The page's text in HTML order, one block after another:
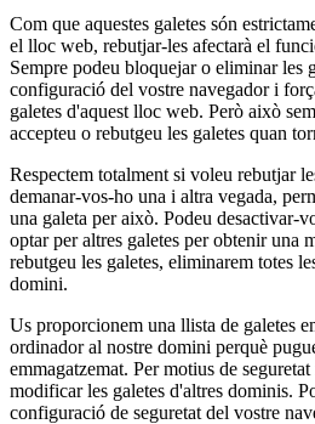
Com que aquestes galetes són
el lloc web, rebutjar-les afectarà el
Sempre podeu bloquejar o eliminar les
configuració del vostre navegador i
galetes d'aquest lloc web. Però això
accepteu o rebutgeu les galetes quan
Respectem totalment si voleu rebutjar
demanar-vos-ho una i altra vegada,
una galeta per això. Podeu desactivar-
optar per altres galetes per obtenir una
rebutgeu les galetes, eliminarem totes
domini.
Us proporcionem una llista de galetes
ordinador al nostre domini perquè
emmagatzemat. Per motius de
modificar les galetes d'altres dominis.
configuració de seguretat del vostre